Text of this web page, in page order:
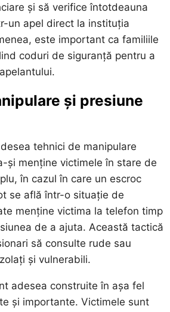
și să verifice întotdeauna
un apel direct la instituția
este important ca familiile
coduri de siguranță pentru a
și presiune
tehnici de manipulare
și menține victimele în stare de
în cazul în care un escroc
se află într-o situație de
menține victima la telefon timp
de a ajuta. Această tactică
să consulte rude sau
și vulnerabili.
adesea construite în așa fel
și importante. Victimele sunt